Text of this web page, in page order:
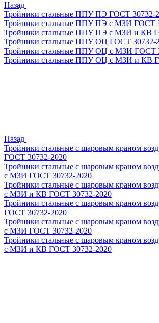
Назад
Тройники стальные ППУ ПЭ ГОСТ 30732-
Тройники стальные ППУ ПЭ с МЗИ ГОСТ
Тройники стальные ППУ ПЭ с МЗИ и КВ
Тройники стальные ППУ ОЦ ГОСТ 30732-
Тройники стальные ППУ ОЦ с МЗИ ГОСТ
Тройники стальные ППУ ОЦ с МЗИ и КВ
Назад
Тройники стальные с шаровым краном
ГОСТ 30732-2020
Тройники стальные с шаровым краном
с МЗИ ГОСТ 30732-2020
Тройники стальные с шаровым краном
с МЗИ и КВ ГОСТ 30732-2020
Тройники стальные с шаровым краном
ГОСТ 30732-2020
Тройники стальные с шаровым краном
с МЗИ ГОСТ 30732-2020
Тройники стальные с шаровым краном
с МЗИ и КВ ГОСТ 30732-2020